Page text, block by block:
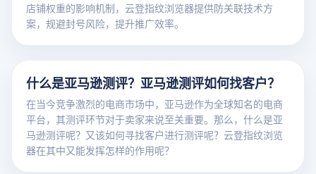
店铺权重的影响机制，云登指纹浏览器提供防关联技术方
案，规避封号风险，提升推广效率。
什么是亚马逊测评？亚马逊测评如何找客户？
在当今竞争激烈的电商市场中，亚马逊作为全球知名的电商
平台，其测评环节对于卖家来说至关重要。那么，什么是亚
马逊测评呢？又该如何寻找客户进行测评呢？云登指纹浏览
器在其中又能发挥怎样的作用呢？